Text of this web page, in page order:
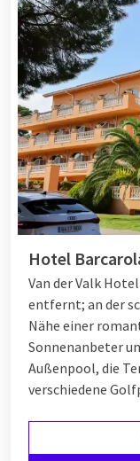
Hotel
Van der Valk
entfernt; an der
Nähe einer
Sonnenanbeter
Außenpool, die
verschiedene